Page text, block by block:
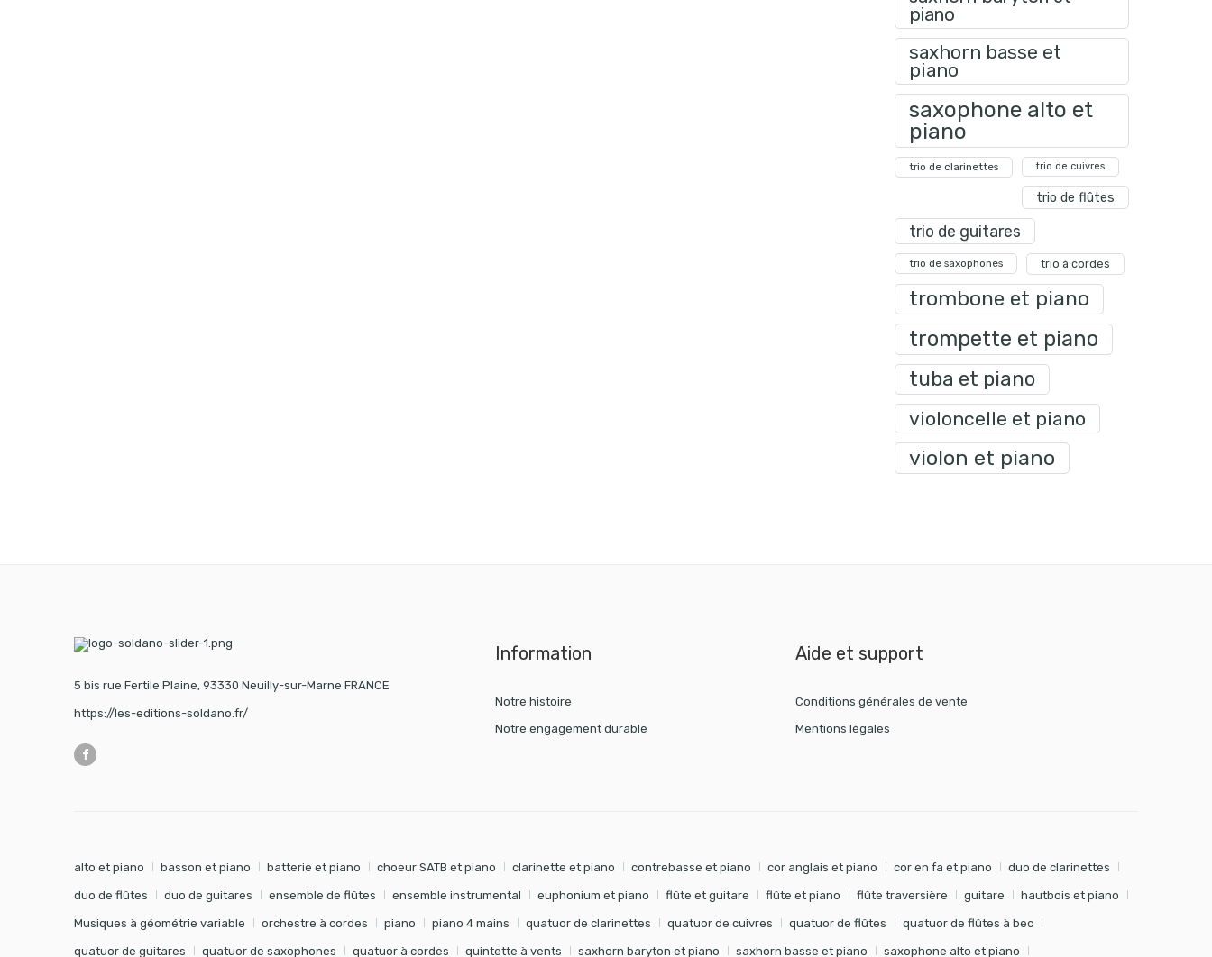
piano
saxhorn basse et
piano
saxophone alto et
piano
trio de clarinettes trio de cuivres
trio de flûtes
trio de guitares
trio de saxophones trio à cordes
trombone et piano
trompette et piano
tuba et piano
violoncelle et piano
violon et piano
5 bis rue Fertile Plaine, 93330 Neuilly-sur-Marne FRANCE
https://les-editions-soldano.fr/
Information
Notre histoire
Notre engagement durable
Aide et support
Conditions générales de vente
Mentions légales
alto et piano basson et piano batterie et piano choeur SATB et piano clarinette et piano contrebasse et piano cor anglais et piano cor en fa et piano duo de clarinettes
duo de flûtes duo de guitares ensemble de flûtes ensemble instrumental euphonium et piano flûte et guitare flûte et piano flûte traversière guitare hautbois et piano
Musiques à géométrie variable orchestre à cordes piano piano 4 mains quatuor de clarinettes quatuor de cuivres quatuor de flûtes quatuor de flûtes à bec
quatuor de guitares quatuor de saxophones quatuor à cordes quintette à vents saxhorn baryton et piano saxhorn basse et piano saxophone alto et piano